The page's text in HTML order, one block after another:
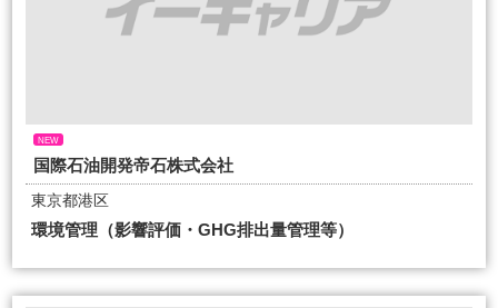
NEW
国際石油開発帝石株式会社
東京都港区
環境管理（影響評価・GHG排出量管理等）